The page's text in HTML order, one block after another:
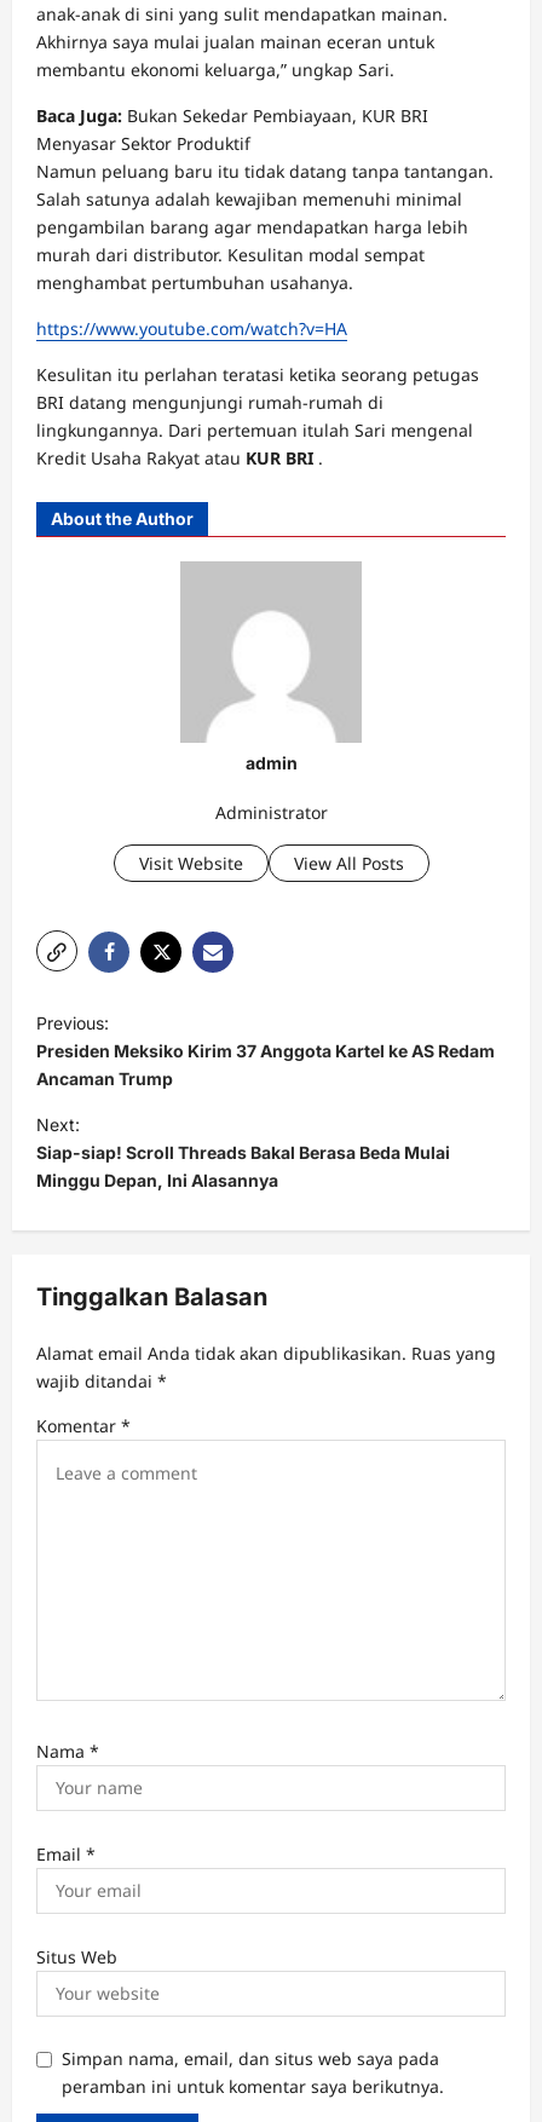
anak-anak di sini yang sulit mendapatkan mainan.
Akhirnya saya mulai jualan mainan eceran untuk
membantu ekonomi keluarga,” ungkap Sari.
Baca Juga: Bukan Sekedar Pembiayaan, KUR BRI
Menyasar Sektor Produktif
Namun peluang baru itu tidak datang tanpa tantangan.
Salah satunya adalah kewajiban memenuhi minimal
pengambilan barang agar mendapatkan harga lebih
murah dari distributor. Kesulitan modal sempat
menghambat pertumbuhan usahanya.
https://www.youtube.com/watch?v=HA
Kesulitan itu perlahan teratasi ketika seorang petugas
BRI datang mengunjungi rumah-rumah di
lingkungannya. Dari pertemuan itulah Sari mengenal
Kredit Usaha Rakyat atau KUR BRI .
About the Author
admin
Administrator
Visit Website View All Posts
o
s
t
n
a
v
g
a
t
i
Previous:
Presiden Meksiko Kirim 37 Anggota Kartel ke AS Redam
Ancaman Trump
Next:
Siap-siap! Scroll Threads Bakal Berasa Beda Mulai
Minggu Depan, Ini Alasannya
Tinggalkan Balasan
Alamat email Anda tidak akan dipublikasikan. Ruas yang
wajib ditandai *
Komentar *
Nama *
Email *
Situs Web
Simpan nama, email, dan situs web saya pada
peramban ini untuk komentar saya berikutnya.